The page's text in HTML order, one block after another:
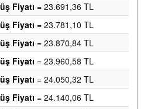
Fiyatı = 23.691,36 TL
Fiyatı = 23.781,10 TL
Fiyatı = 23.870,84 TL
Fiyatı = 23.960,58 TL
Fiyatı = 24.050,32 TL
Fiyatı = 24.140,06 TL